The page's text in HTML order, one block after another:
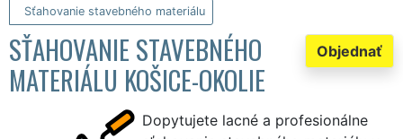
Sťahovanie stavebného materiálu
Objednať
SŤAHOVANIE STAVEBNÉHO
MATERIÁLU KOŠICE-OKOLIE
Dopytujete lacné a profesionálne